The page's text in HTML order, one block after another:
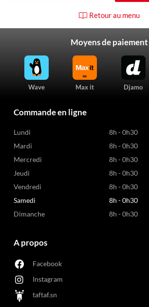
Retour au menu
Moyens de paiement
Wave Max it Djamo
Commande en ligne
Lundi
8h - 0h30
Mardi
8h - 0h30
Mercredi
8h - 0h30
Jeudi
8h - 0h30
Vendredi
8h - 0h30
Samedi
8h - 0h30
Dimanche
8h - 0h30
A propos
Facebook
Instagram
taftaf.sn